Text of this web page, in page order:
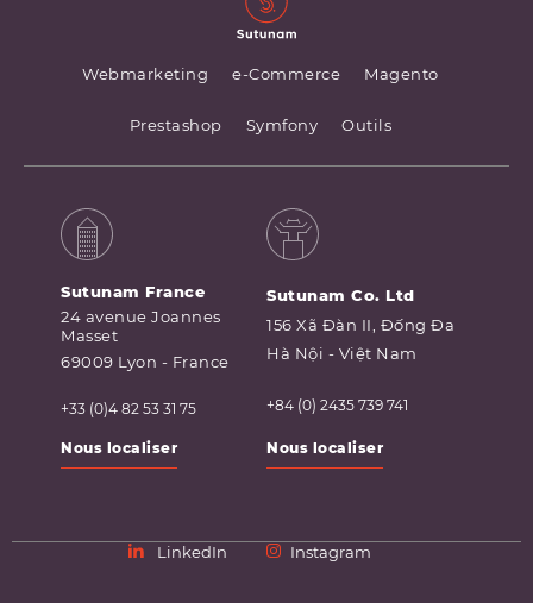
Webmarketing e-Commerce Magento
Prestashop Symfony Outils
Sutunam France
24 avenue Joannes
Masset
69009 Lyon - France
+33 (0)4 82 53 31 75
Nous localiser
Sutunam Co. Ltd
156 Xã Đàn II, Đống Đa
Hà Nội - Việt Nam
+84 (0) 2435 739 741
Nous localiser
LinkedIn Instagram